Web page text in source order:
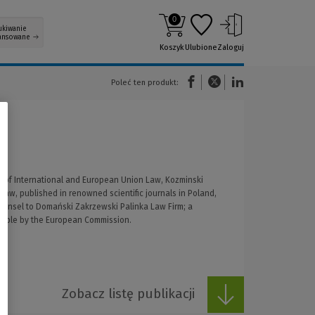
0
KoszykUlubioneZaloguj
Poleć ten produkt:
(Nowe okno)(Link do innej strony)
International and European Union Law, Kozminski
published in renowned scientific journals in Poland,
to Domański Zakrzewski Palinka Law Firm; a
by the European Commission.
Zobacz listę publikacji